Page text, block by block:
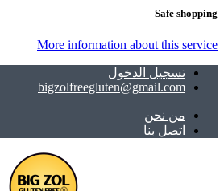
Safe shopping
More information about this service
تسجيل الدخول
bigzolfreegluten@gmail.com
ﻣﻦ ﻧﺤﻦ
اتصل بنا